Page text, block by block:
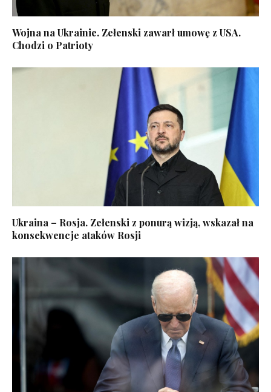
Wojna na Ukrainie. Zełenski zawarł umowę z USA.
Chodzi o Patrioty
Ukraina – Rosja. Zełenski z ponurą wizją, wskazał na
konsekwencje ataków Rosji